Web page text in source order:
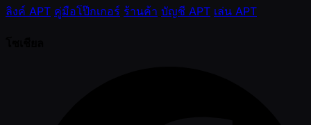
ลิงค์ APT คู่มือโป๊กเกอร์ ร้านค้า บัญชี APT เล่น APT